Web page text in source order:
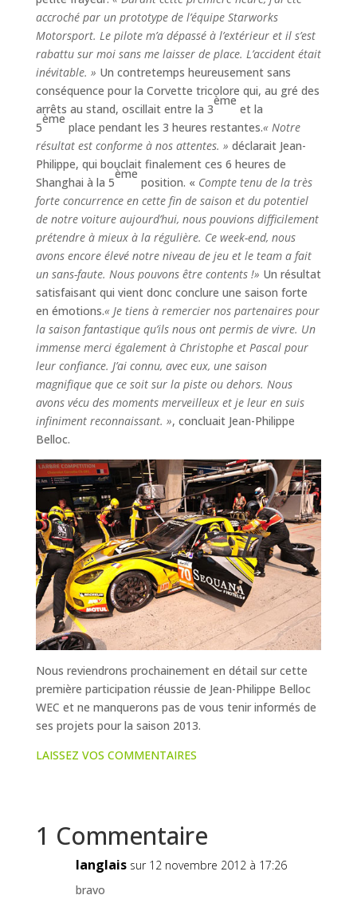
accroché par un prototype de l’équipe Starworks
Motorsport. Le pilote m’a dépassé à l’extérieur et il s’est
rabattu sur moi sans me laisser de place. L’accident était
inévitable. » Un contretemps heureusement sans
conséquence pour la Corvette tricolore qui, au gré des
arrêts au stand, oscillait entre la 3
ème
et la
5
ème
place pendant les 3 heures restantes.« Notre
résultat est conforme à nos attentes. » déclarait Jean-
Philippe, qui bouclait finalement ces 6 heures de
Shanghai à la 5
ème
position. « Compte tenu de la très
forte concurrence en cette fin de saison et du potentiel
de notre voiture aujourd’hui, nous pouvions difficilement
prétendre à mieux à la régulière. Ce week-end, nous
avons encore élevé notre niveau de jeu et le team a fait
un sans-faute. Nous pouvons être contents !» Un résultat
satisfaisant qui vient donc conclure une saison forte
en émotions.« Je tiens à remercier nos partenaires pour
la saison fantastique qu’ils nous ont permis de vivre. Un
immense merci également à Christophe et Pascal pour
leur confiance. J’ai connu, avec eux, une saison
magnifique que ce soit sur la piste ou dehors. Nous
avons vécu des moments merveilleux et je leur en suis
infiniment reconnaissant. », concluait Jean-Philippe
Belloc.
Nous reviendrons prochainement en détail sur cette
première participation réussie de Jean-Philippe Belloc
WEC et ne manquerons pas de vous tenir informés de
ses projets pour la saison 2013.
LAISSEZ VOS COMMENTAIRES
1 Commentaire
langlais sur 12 novembre 2012 à 17:26
bravo